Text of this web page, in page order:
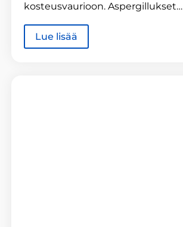
kosteusvaurioon. Aspergillukset…
Lue lisää